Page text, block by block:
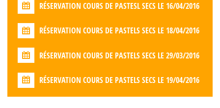
RÉSERVATION COURS DE PASTESL SECS LE 16/04/2016
RÉSERVATION COURS DE PASTELS SECS LE 18/04/2016
RÉSERVATION COURS DE PASTELS SECS LE 29/03/2016
RÉSERVATION COURS DE PASTELS SECS LE 19/04/2016